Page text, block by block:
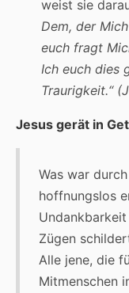
weist sie
Dem, der
euch fragt
Ich euch dies
Traurigkeit.“
Jesus gerät in
Was war
hoffnungslos
Zügen
Alle jene, die
Mitmenschen